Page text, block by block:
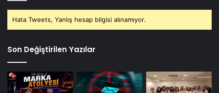
Hata Tweets, Yanlış hesap bilgisi alınamıyor.
Son Değiştirilen Yazılar